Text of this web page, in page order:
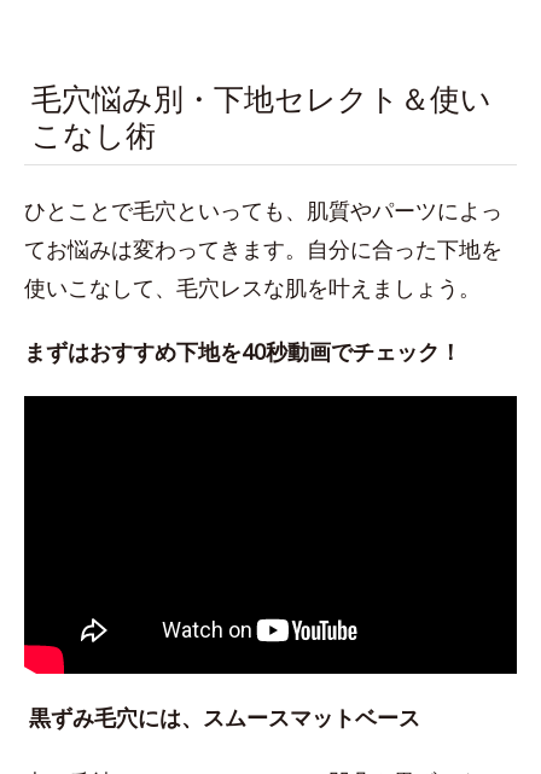
毛穴悩み別・下地セレクト＆使い
こなし術
ひとことで毛穴といっても、肌質やパーツによっ
てお悩みは変わってきます。自分に合った下地を
使いこなして、毛穴レスな肌を叶えましょう。
まずはおすすめ下地を40秒動画でチェック！
黒ずみ毛穴には、スムースマットベース